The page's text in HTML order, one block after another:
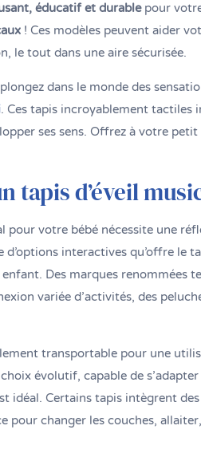
éducatif et durablepour
! Ces modèles peuvent aider
le tout dans une aire sécurisée.
dans le monde des
. Ces tapis incroyablement tactiles
ses sens. Offrez à votre
tapis d’éveil
pour votre bébé nécessite une
interactives qu’offre le
Des marques renommées
variée d’activités, des
transportable pour une
évolutif, capable de
idéal. Certains tapis intègrent
pour changer les couches,